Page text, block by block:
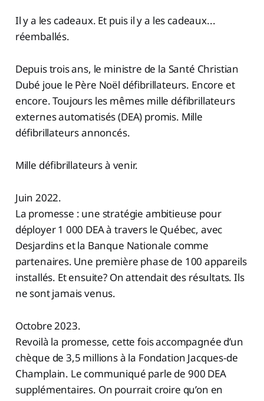
Il y a les cadeaux. Et puis il y a les cadeaux...
réemballés.
Depuis trois ans, le ministre de la Santé Christian
Dubé joue le Père Noël défibrillateurs. Encore et
encore. Toujours les mêmes mille défibrillateurs
externes automatisés (DEA) promis. Mille
défibrillateurs annoncés.
Mille défibrillateurs à venir.
Juin 2022.
La promesse : une stratégie ambitieuse pour
déployer 1 000 DEA à travers le Québec, avec
Desjardins et la Banque Nationale comme
partenaires. Une première phase de 100 appareils
installés. Et ensuite? On attendait des résultats. Ils
ne sont jamais venus.
Octobre 2023.
Revoilà la promesse, cette fois accompagnée d’un
chèque de 3,5 millions à la Fondation Jacques-de
Champlain. Le communiqué parle de 900 DEA
supplémentaires. On pourrait croire qu’on en